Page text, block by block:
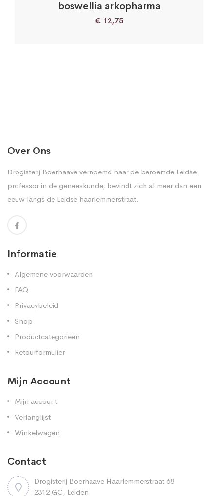
boswellia arkopharma
€ 12,75
Over Ons
Drogisterij Boerhaave vernoemd naar de beroemde Leidse
professor in de geneeskunde, bevindt zich al meer dan een
eeuw langs de Leidse haarlemmerstraat.
Informatie
Algemene voorwaarden
FAQ
Privacybeleid
Shop
Productcategorieën
Retourformulier
Mijn Account
Mijn account
Verlanglijst
Winkelwagen
Contact
Drogisterij Boerhaave Haarlemmerstraat 68
2312 GC, Leiden